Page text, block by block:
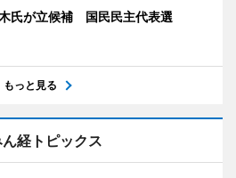
氏が立候補 国民民主代表選
もっと見る
経トピックス